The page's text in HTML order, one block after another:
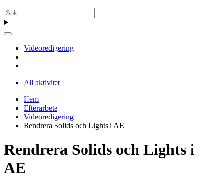
Videoredigering
All aktivitet
Hem
Efterarbete
Videoredigering
Rendrera Solids och Lights i AE
Rendrera Solids och Lights i
AE